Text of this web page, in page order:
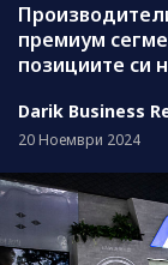
премиум
позициите си
Darik Business
20 Ноември 2024